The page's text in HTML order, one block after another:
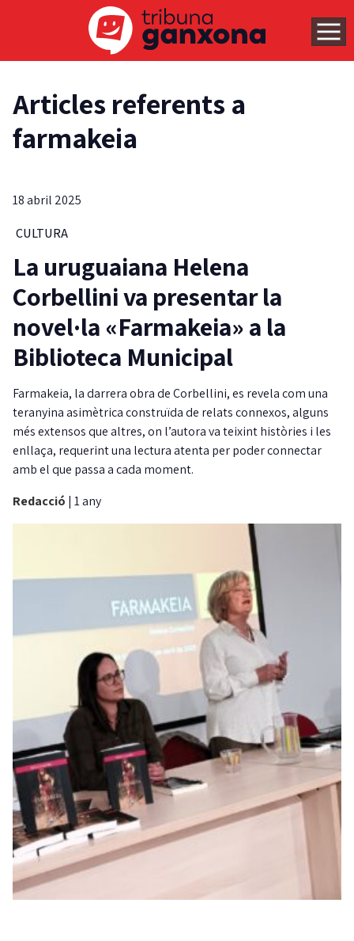
Articles referents a
farmakeia
18 abril 2025
CULTURA
La uruguaiana Helena
Corbellini va presentar la
novel·la «Farmakeia» a la
Biblioteca Municipal
Farmakeia, la darrera obra de Corbellini, es revela com una
teranyina asimètrica construïda de relats connexos, alguns
més extensos que altres, on l’autora va teixint històries i les
enllaça, requerint una lectura atenta per poder connectar
amb el que passa a cada moment.
Redacció | 1 any